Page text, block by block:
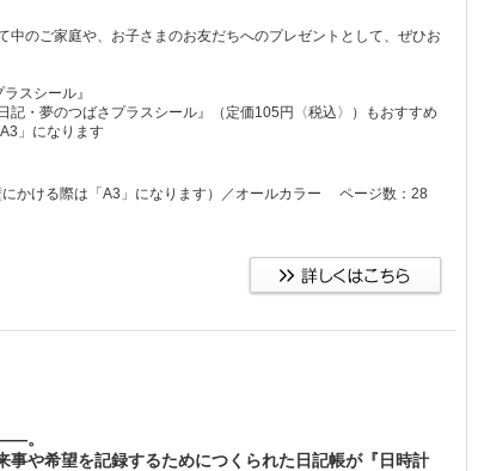
中のご家庭や、お子さまのお友だちへのプレゼントとして、ぜひお
スシール』
記・夢のつばさプラスシール』（定価105円〈税込〉）もおすすめ
」になります
にかける際は「A3」になります）／オールカラー ページ数：28
。
事や希望を記録するためにつくられた日記帳が『日時計